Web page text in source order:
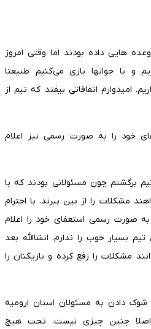
هایی داده بودند اما وقتی امروز
و با جوانها بازی می‌کنیم طبیعتا
امیدوارم اتفاقاتی بیفتد که تیم از
خود را به صورت رسمی نیز اعلام
برگشتم چون مسئولانی بودند که با
مشکلات را از بین ببرند. با احترام
به صورت رسمی استعفای خود را اعلام
بسیار خوب را ندارم. انشاالله بعد
مشکلات را رفع کرده و بازیکنان را
شوک دادن به مسئولان استان ارومیه
«اصلا چنین چیزی نیست. تحت هیچ